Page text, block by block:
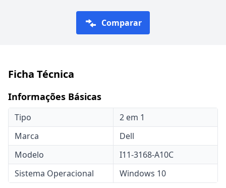
Comparar
Ficha Técnica
Informações Básicas
Tipo
2 em 1
Marca
Dell
Modelo
I11-3168-A10C
Sistema Operacional
Windows 10